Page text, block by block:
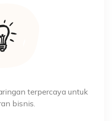
terpercaya untuk
bisnis.